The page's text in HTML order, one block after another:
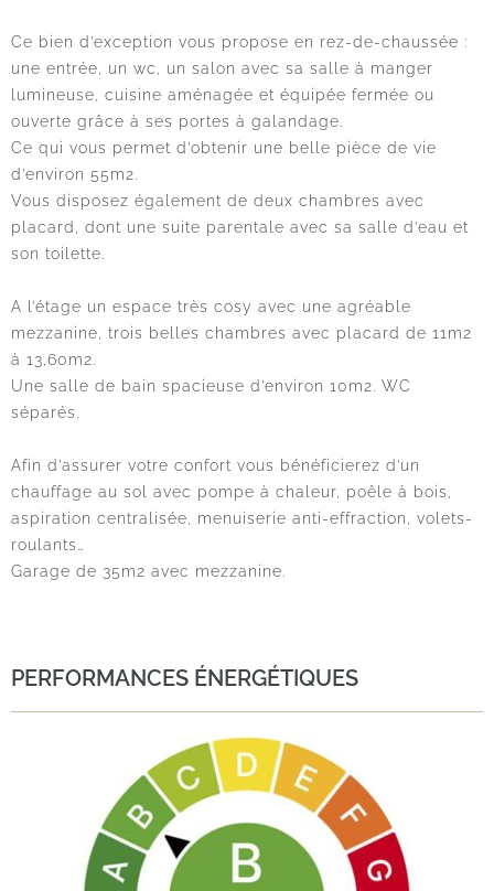
Ce bien d’exception vous propose en rez-de-chaussée :
une entrée, un wc, un salon avec sa salle à manger
lumineuse, cuisine aménagée et équipée fermée ou
ouverte grâce à ses portes à galandage.
Ce qui vous permet d’obtenir une belle pièce de vie
d’environ 55m2.
Vous disposez également de deux chambres avec
placard, dont une suite parentale avec sa salle d’eau et
son toilette.
A l’étage un espace très cosy avec une agréable
mezzanine, trois belles chambres avec placard de 11m2
à 13,60m2.
Une salle de bain spacieuse d’environ 10m2. WC
séparés.
Afin d’assurer votre confort vous bénéficierez d’un
chauffage au sol avec pompe à chaleur, poêle à bois,
aspiration centralisée, menuiserie anti-effraction, volets-
roulants…
Garage de 35m2 avec mezzanine.
PERFORMANCES ÉNERGÉTIQUES